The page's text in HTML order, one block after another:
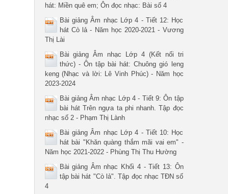
hát: Miền quê em; Ôn đọc nhạc: Bài số 4
Bài giảng Âm nhạc Lớp 4 - Tiết 12: Học
hát Cò lả - Năm học 2020-2021 - Vương
Thị Lài
Bài giảng Âm nhạc Lớp 4 (Kết nối tri
thức) - Ôn tập bài hát: Chuông gió leng
keng (Nhạc và lời: Lê Vinh Phúc) - Năm học
2023-2024
Bài giảng Âm nhạc Lớp 4 - Tiết 9: Ôn tập
bài hát Trên ngựa ta phi nhanh. Tập đọc
nhạc số 2 - Phạm Thị Lành
Bài giảng Âm nhạc Lớp 4 - Tiết 10: Học
hát bài "Khăn quàng thắm mãi vai em" -
Năm học 2021-2022 - Phùng Thị Thu Hường
Bài giảng Âm nhạc Khối 4 - Tiết 13: Ôn
tập bài hát "Cò lả". Tập đọc nhạc TĐN số
4